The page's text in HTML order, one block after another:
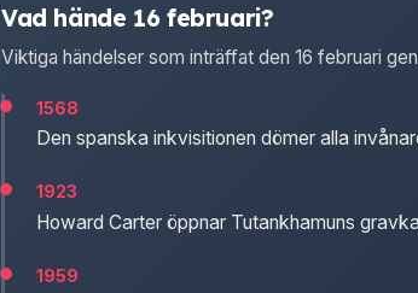
Vad hände 16 februari?
Viktiga händelser som inträffat den 16 februari
1568
Den spanska inkvisitionen dömer alla
1923
Howard Carter öppnar Tutankhamuns
1959